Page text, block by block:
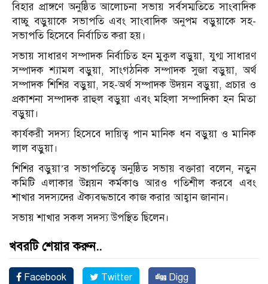
বিহার প্রাঙ্গণে অনুষ্ঠিত আলোচনা সভায় সর্বসম্মতিতে সাংবাদিক
বাচ্চু বড়ুয়াকে সভাপতি এবং সাংবাদিক অনুপম বড়ুয়াকে সহ-
সভাপতি হিসেবে নির্বাচিত করা হয়।
সভায় সাধারণ সম্পাদক নির্বাচিত হন মুকুল বড়ুয়া, যুগ্ম সাধারণ
সম্পাদক শ্যামল বড়ুয়া, সাংগঠনিক সম্পাদক সুজা বড়ুয়া, অর্থ
সম্পাদক শিশির বড়ুয়া, সহ-অর্থ সম্পাদক উদয়ন বড়ুয়া, প্রচার ও
প্রকাশনা সম্পাদক রাহুল বড়ুয়া এবং মহিলা সম্পাদিকা হন মিতা
বড়ুয়া।
কার্যকরী সদস্য হিসেবে দায়িত্ব পান মানিক ধন বড়ুয়া ও মানিক
লাল বড়ুয়া।
শিশির বড়ুয়া’র সভাপতিত্বে অনুষ্ঠিত সভায় বক্তারা বলেন, নতুন
কমিটি এলাকার উন্নয়ন কর্মকাণ্ড আরও গতিশীল করবে এবং
শাখার সদস্যদের ঐক্যবদ্ধভাবে কাজ করার আহ্বান জানান।
সভায় শাখার সকল সদস্য উপস্থিত ছিলেন।
খবরটি শেয়ার করুন..
Facebook Twitter Digg